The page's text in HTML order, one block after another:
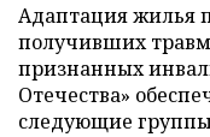
Адаптация жилья
получивших
признанных
Отечества»
следующие